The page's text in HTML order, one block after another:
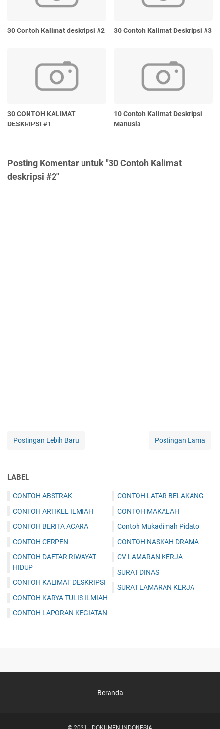
30 Contoh Kalimat deskripsi #2 30 Contoh Kalimat Deskripsi #3
30 CONTOH KALIMAT
DESKRIPSI #1
10 Contoh Kalimat Deskripsi
Manusia
Posting Komentar untuk "30 Contoh Kalimat
deskripsi #2"
Postingan Lebih Baru Postingan Lama
LABEL
CONTOH ABSTRAK
CONTOH ARTIKEL ILMIAH
CONTOH BERITA ACARA
CONTOH CERPEN
CONTOH DAFTAR RIWAYAT
HIDUP
CONTOH KALIMAT DESKRIPSI
CONTOH KARYA TULIS ILMIAH
CONTOH LAPORAN KEGIATAN
CONTOH LATAR BELAKANG
CONTOH MAKALAH
Contoh Mukadimah Pidato
CONTOH NASKAH DRAMA
CV LAMARAN KERJA
SURAT DINAS
SURAT LAMARAN KERJA
Beranda